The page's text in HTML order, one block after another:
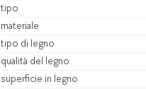
tipo
materiale
tipo di legno
qualità del legno
superficie in legno